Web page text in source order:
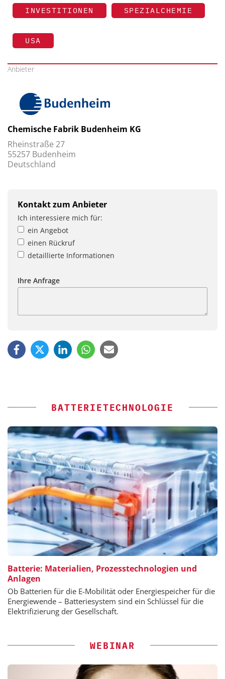
INVESTITIONEN SPEZIALCHEMIE
USA
Anbieter
Chemische Fabrik Budenheim KG
Rheinstraße 27
55257 Budenheim
Deutschland
Kontakt zum Anbieter
Ich interessiere mich für:
ein Angebot
einen Rückruf
detaillierte Informationen
Ihre Anfrage
BATTERIETECHNOLOGIE
Batterie: Materialien, Prozesstechnologien und
Anlagen
Ob Batterien für die E-Mobilität oder Energiespeicher für die
Energiewende – Batteriesystem sind ein Schlüssel für die
Elektrifizierung der Gesellschaft.
WEBINAR